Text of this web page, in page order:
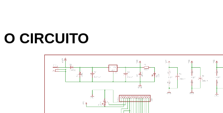
O CIRCUITO